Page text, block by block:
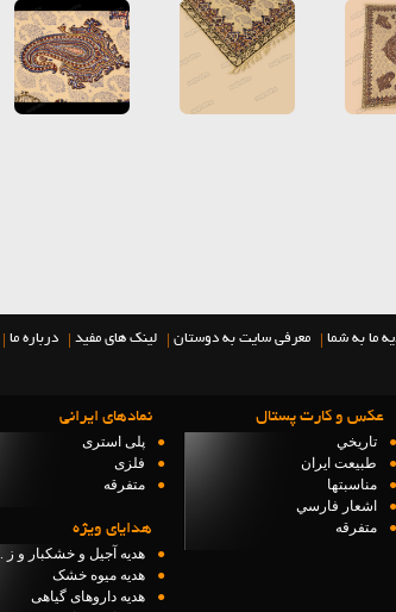
ما به شما | معرفی سایت به دوستان | لینک های مفید | درباره ما |
عكس و كارت پستال
●
تاريخي
●
طبيعت ايران
●
مناسبتها
●
اشعار فارسي
●
متفرقه
نمادهاي ايراني
●
پلی استری
●
فلزی
●
متفرقه
هدایای ویژه
●
هدیه آجیل و خشکبار و ز ...
●
هدیه میوه خشک
●
هدیه داروهای گیاهی